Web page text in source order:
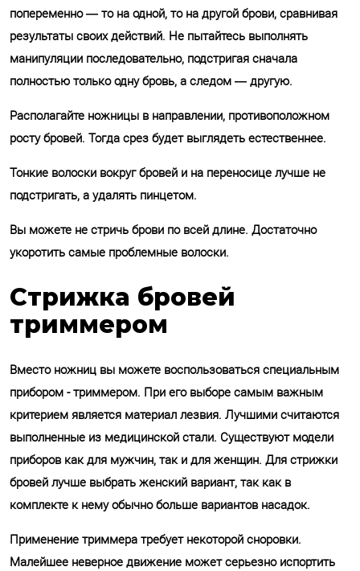
попеременно — то на одной, то на другой брови, сравнивая
результаты своих действий. Не пытайтесь выполнять
манипуляции последовательно, подстригая сначала
полностью только одну бровь, а следом — другую.
Располагайте ножницы в направлении, противоположном
росту бровей. Тогда срез будет выглядеть естественнее.
Тонкие волоски вокруг бровей и на переносице лучше не
подстригать, а удалять пинцетом.
Вы можете не стричь брови по всей длине. Достаточно
укоротить самые проблемные волоски.
Стрижка бровей
триммером
Вместо ножниц вы можете воспользоваться специальным
прибором - триммером. При его выборе самым важным
критерием является материал лезвия. Лучшими считаются
выполненные из медицинской стали. Существуют модели
приборов как для мужчин, так и для женщин. Для стрижки
бровей лучше выбрать женский вариант, так как в
комплекте к нему обычно больше вариантов насадок.
Применение триммера требует некоторой сноровки.
Малейшее неверное движение может серьезно испортить